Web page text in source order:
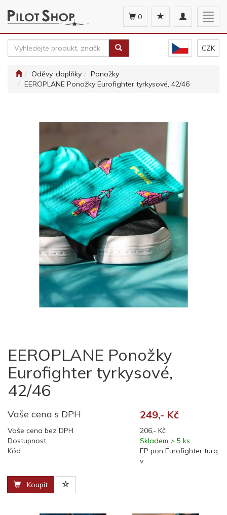
Toggle
navigation
0
CZK
Oděvy, doplňky
Ponožky
EEROPLANE Ponožky Eurofighter tyrkysové, 42/46
EEROPLANE Ponožky
Eurofighter tyrkysové,
42/46
Vaše cena s DPH 249,- Kč
Vaše cena bez DPH
206,- Kč
Dostupnost
Skladem > 5 ks
Kód
EP pon Eurofighter turq
v
Koupit